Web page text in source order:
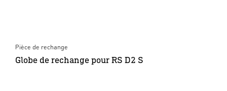
Pièce de rechange
Globe de rechange pour RS D2 S